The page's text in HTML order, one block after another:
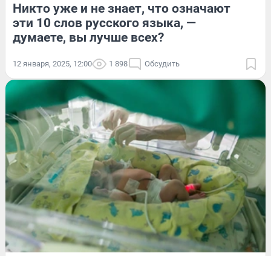
Никто уже и не знает, что означают
эти 10 слов русского языка, —
думаете, вы лучше всех?
12 января, 2025, 12:00 1 898 Обсудить